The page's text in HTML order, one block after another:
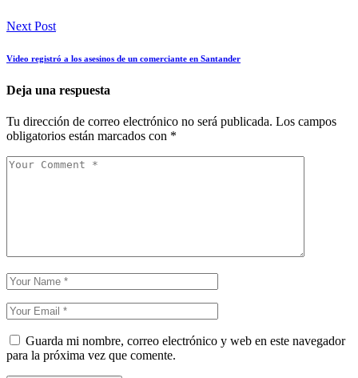
Next Post
Video registró a los asesinos de un comerciante en Santander
Deja una respuesta
Tu dirección de correo electrónico no será publicada. Los campos
obligatorios están marcados con *
Guarda mi nombre, correo electrónico y web en este navegador
para la próxima vez que comente.